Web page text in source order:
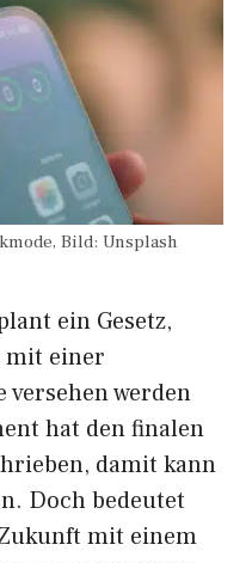
Bild: Unsplash
ein Gesetz,
mit einer
versehen werden
hat den finalen
damit kann
Doch bedeutet
mit einem